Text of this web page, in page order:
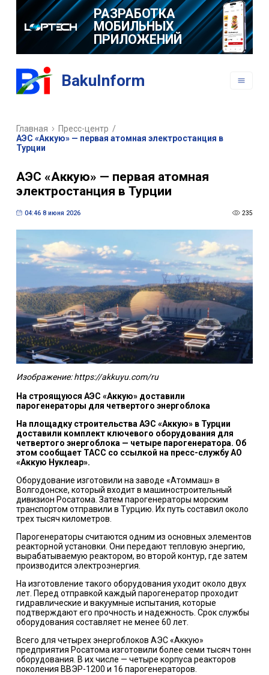
РАЗРАБОТКА
МОБИЛЬНЫХ
ПРИЛОЖЕНИЙ
BakuInform
Главная Пресс-центр /
АЭС «Аккую» — первая атомная электростанция в
Турции
АЭС «Аккую» — первая атомная
электростанция в Турции
04:46 8 июня 2026 235
Изображение: https://akkuyu.com/ru
На строящуюся АЭС «Аккую» доставили
парогенераторы для четвертого энергоблока
На площадку строительства АЭС «Аккую» в Турции
доставили комплект ключевого оборудования для
четвертого энергоблока — четыре парогенератора. Об
этом сообщает ТАСС со ссылкой на пресс-службу АО
«Аккую Нуклеар».
Оборудование изготовили на заводе «Атоммаш» в
Волгодонске, который входит в машиностроительный
дивизион Росатома. Затем парогенераторы морским
транспортом отправили в Турцию. Их путь составил около
трех тысяч километров.
Парогенераторы считаются одним из основных элементов
реакторной установки. Они передают тепловую энергию,
вырабатываемую реактором, во второй контур, где затем
производится электроэнергия.
На изготовление такого оборудования уходит около двух
лет. Перед отправкой каждый парогенератор проходит
гидравлические и вакуумные испытания, которые
подтверждают его прочность и надежность. Срок службы
оборудования составляет не менее 60 лет.
Всего для четырех энергоблоков АЭС «Аккую»
предприятия Росатома изготовили более семи тысяч тонн
оборудования. В их числе — четыре корпуса реакторов
поколения ВВЭР-1200 и 16 парогенераторов.